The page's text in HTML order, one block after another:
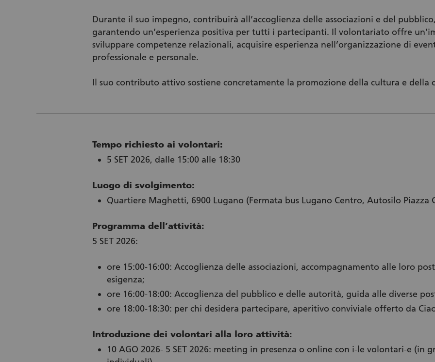
Durante il suo impegno, contribuirà all’accoglienza delle associazioni e del
garantendo un’esperienza positiva per tutti i partecipanti. Il volontariato offre
sviluppare competenze relazionali, acquisire esperienza nell’organizzazione di
professionale e personale.
Il suo contributo attivo sostiene concretamente la promozione della cultura e della
Tempo richiesto ai volontari:
5 SET 2026, dalle 15:00 alle 18:30
Luogo di svolgimento:
Quartiere Maghetti, 6900 Lugano (Fermata bus Lugano Centro, Autosilo Piazza
Programma dell’attività:
5 SET 2026:
ore 15:00-16:00: Accoglienza delle associazioni, accompagnamento alle loro
esigenza;
ore 16:00-18:00: Accoglienza del pubblico e delle autorità, guida alle diverse
ore 18:00-18:30: per chi desidera partecipare, aperitivo conviviale offerto da
Introduzione dei volontari alla loro attività:
10 AGO 2026- 5 SET 2026: meeting in presenza o online con i-le volontari-e (in